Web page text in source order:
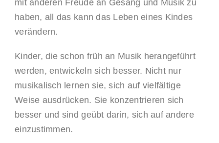
mit anderen Freude an Gesang und Musik zu
haben, all das kann das Leben eines Kindes
verändern.
Kinder, die schon früh an Musik herangeführt
werden, entwickeln sich besser. Nicht nur
musikalisch lernen sie, sich auf vielfältige
Weise ausdrücken. Sie konzentrieren sich
besser und sind geübt darin, sich auf andere
einzustimmen.